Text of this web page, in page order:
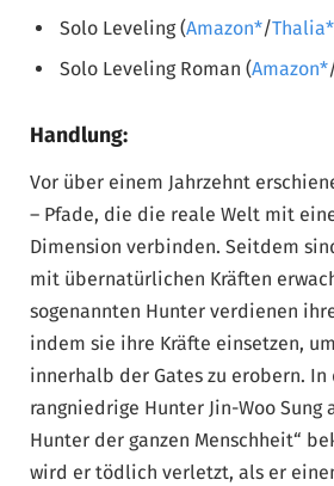
Solo Leveling (Amazon /Thalia
Solo Leveling Roman (Amazon
Handlung:
Vor über einem Jahrzehnt
– Pfade, die die reale Welt mit
Dimension verbinden. Seitdem
mit übernatürlichen Kräften
sogenannten Hunter verdienen
indem sie ihre Kräfte einsetzen,
innerhalb der Gates zu erobern.
rangniedrige Hunter Jin-Woo Sung
Hunter der ganzen Menschheit“
wird er tödlich verletzt, als er